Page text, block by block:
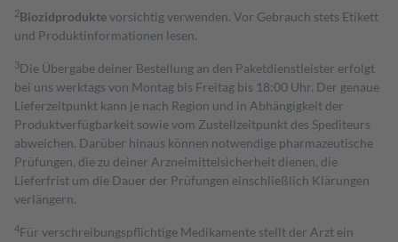
2Biozidproduktevorsichtig verwenden. Vor Gebrauch stets Etikett
und Produktinformationen lesen.
3Die Übergabe deiner Bestellung an den Paketdienstleister erfolgt
bei uns werktags von Montag bis Freitag bis 18:00 Uhr. Der genaue
Lieferzeitpunkt kann je nach Region und in Abhängigkeit der
Produktverfügbarkeit sowie vom Zustellzeitpunkt des Spediteurs
abweichen. Darüber hinaus können notwendige pharmazeutische
Prüfungen, die zu deiner Arzneimittelsicherheit dienen, die
Lieferfrist um die Dauer der Prüfungen einschließlich Klärungen
verlängern.
4Für verschreibungspflichtige Medikamente stellt der Arzt ein